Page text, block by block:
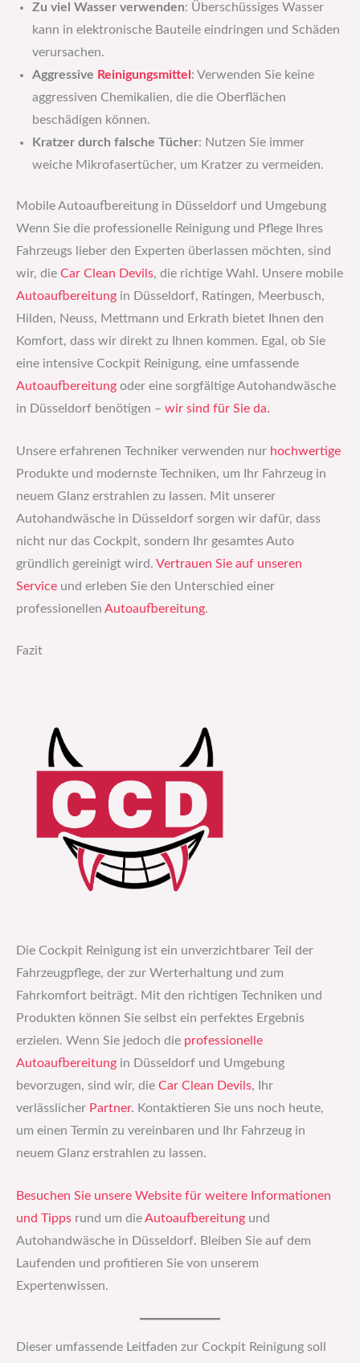
Zu viel Wasser verwenden: Überschüssiges Wasser
kann in elektronische Bauteile eindringen und Schäden
verursachen.
Aggressive Reinigungsmittel : Verwenden Sie keine
aggressiven Chemikalien, die die Oberflächen
beschädigen können.
Kratzer durch falsche Tücher: Nutzen Sie immer
weiche Mikrofasertücher, um Kratzer zu vermeiden.
Mobile Autoaufbereitung in Düsseldorf und Umgebung
Wenn Sie die professionelle Reinigung und Pflege Ihres
Fahrzeugs lieber den Experten überlassen möchten, sind
wir, die Car Clean Devils, die richtige Wahl. Unsere mobile
Autoaufbereitung in Düsseldorf, Ratingen, Meerbusch,
Hilden, Neuss, Mettmann und Erkrath bietet Ihnen den
Komfort, dass wir direkt zu Ihnen kommen. Egal, ob Sie
eine intensive Cockpit Reinigung, eine umfassende
Autoaufbereitung oder eine sorgfältige Autohandwäsche
in Düsseldorf benötigen – wir sind für Sie da.
Unsere erfahrenen Techniker verwenden nur hochwertige
Produkte und modernste Techniken, um Ihr Fahrzeug in
neuem Glanz erstrahlen zu lassen. Mit unserer
Autohandwäsche in Düsseldorf sorgen wir dafür, dass
nicht nur das Cockpit, sondern Ihr gesamtes Auto
gründlich gereinigt wird. Vertrauen Sie auf unseren
Service und erleben Sie den Unterschied einer
professionellen Autoaufbereitung.
Fazit
Die Cockpit Reinigung ist ein unverzichtbarer Teil der
Fahrzeugpflege, der zur Werterhaltung und zum
Fahrkomfort beiträgt. Mit den richtigen Techniken und
Produkten können Sie selbst ein perfektes Ergebnis
erzielen. Wenn Sie jedoch die professionelle
Autoaufbereitung in Düsseldorf und Umgebung
bevorzugen, sind wir, die Car Clean Devils, Ihr
verlässlicher Partner. Kontaktieren Sie uns noch heute,
um einen Termin zu vereinbaren und Ihr Fahrzeug in
neuem Glanz erstrahlen zu lassen.
Besuchen Sie unsere Website für weitere Informationen
und Tipps rund um die Autoaufbereitung und
Autohandwäsche in Düsseldorf. Bleiben Sie auf dem
Laufenden und profitieren Sie von unserem
Expertenwissen.
Dieser umfassende Leitfaden zur Cockpit Reinigung soll